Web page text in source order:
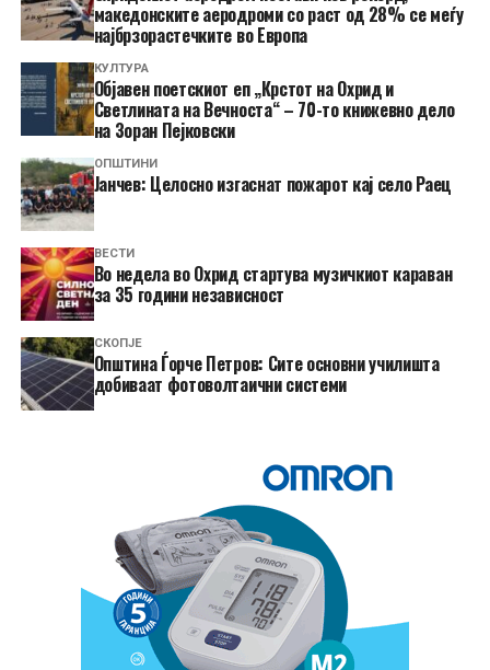
македонските аеродроми со раст од 28% се меѓу
најбрзорастечките во Европа
КУЛТУРА
Објавен поетскиот еп „Крстот на Охрид и
Светлината на Вечноста“ – 70-то книжевно дело
на Зоран Пејковски
ОПШТИНИ
Јанчев: Целосно изгаснат пожарот кај село Раец
ВЕСТИ
Во недела во Охрид стартува музичкиот караван
за 35 години независност
СКОПЈЕ
Општина Ѓорче Петров: Сите основни училишта
добиваат фотоволтаични системи